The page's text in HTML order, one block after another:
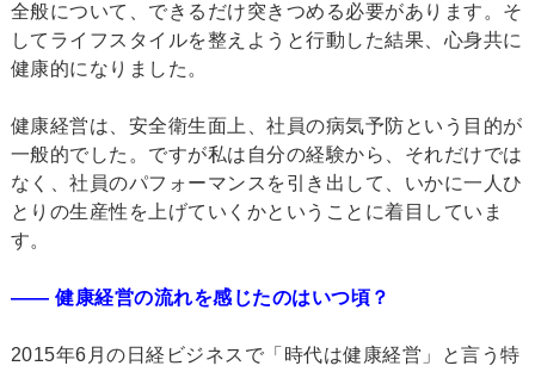
全般について、できるだけ突きつめる必要があります。そ
してライフスタイルを整えようと行動した結果、心身共に
健康的になりました。
健康経営は、安全衛生面上、社員の病気予防という目的が
一般的でした。ですが私は自分の経験から、それだけでは
なく、社員のパフォーマンスを引き出して、いかに一人ひ
とりの生産性を上げていくかということに着目していま
す。
―― 健康経営の流れを感じたのはいつ頃？
2015年6月の日経ビジネスで「時代は健康経営」と言う特